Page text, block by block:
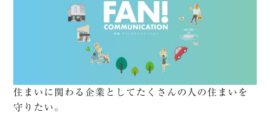
住まいに関わる企業としてたくさんの人の住まいを
守りたい。